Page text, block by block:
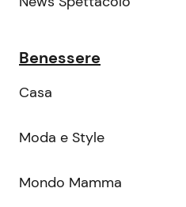
Benessere
Casa
Moda e Style
Mondo Mamma